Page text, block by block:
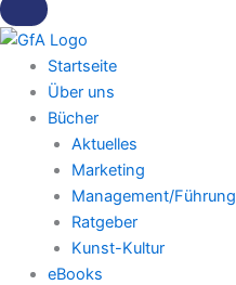
Startseite
Über uns
Bücher
Aktuelles
Marketing
Management/Führung
Ratgeber
Kunst-Kultur
eBooks